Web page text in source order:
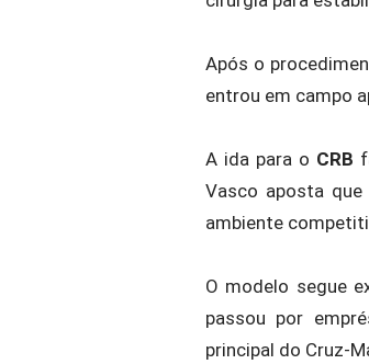
Após o
entrou em campo
A ida para o CRB
Vasco aposta
ambiente
O modelo segue
passou por
principal do Cruz-